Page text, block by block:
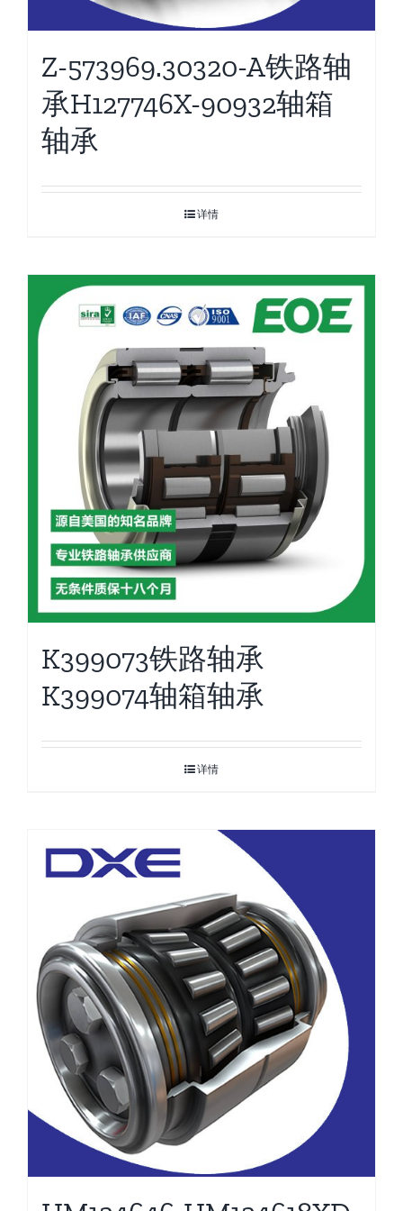
Z-573969.30320-A铁路轴
承H127746X-90932轴箱
轴承
详情
K399073铁路轴承
K399074轴箱轴承
详情